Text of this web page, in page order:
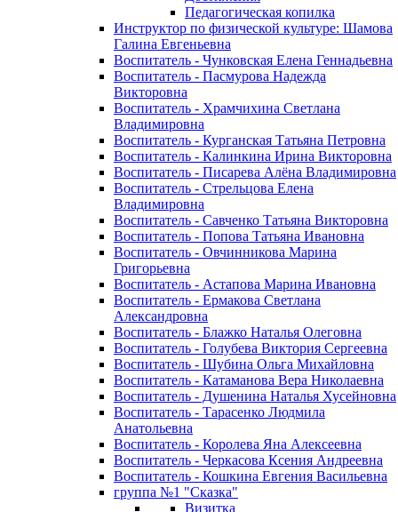
Педагогическая копилка
Инструктор по физической культуре: Шамова
Галина Евгеньевна
Воспитатель - Чунковская Елена Геннадьевна
Воспитатель - Пасмурова Надежда
Викторовна
Воспитатель - Храмчихина Светлана
Владимировна
Воспитатель - Курганская Татьяна Петровна
Воспитатель - Калинкина Ирина Викторовна
Воспитатель - Писарева Алёна Владимировна
Воспитатель - Стрельцова Елена
Владимировна
Воспитатель - Савченко Татьяна Викторовна
Воспитатель - Попова Татьяна Ивановна
Воспитатель - Овчинникова Марина
Григорьевна
Воспитатель - Астапова Марина Ивановна
Воспитатель - Ермакова Светлана
Александровна
Воспитатель - Блажко Наталья Олеговна
Воспитатель - Голубева Виктория Сергеевна
Воспитатель - Шубина Ольга Михайловна
Воспитатель - Катаманова Вера Николаевна
Воспитатель - Душенина Наталья Хусейновна
Воспитатель - Тарасенко Людмила
Анатольевна
Воспитатель - Королева Яна Алексеевна
Воспитатель - Черкасова Ксения Андреевна
Воспитатель - Кошкина Евгения Васильевна
группа №1 "Сказка"
Визитка